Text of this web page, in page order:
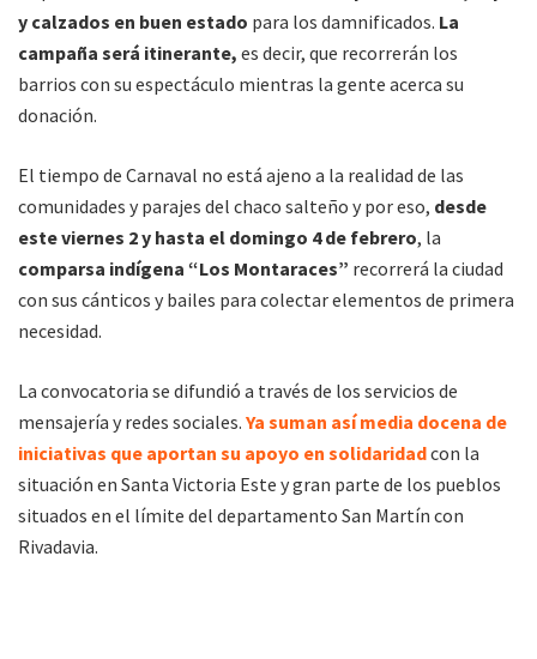
y calzados en buen estado para los damnificados. La
campaña será itinerante, es decir, que recorrerán los
barrios con su espectáculo mientras la gente acerca su
donación.
El tiempo de Carnaval no está ajeno a la realidad de las
comunidades y parajes del chaco salteño y por eso, desde
este viernes 2 y hasta el domingo 4 de febrero, la
comparsa indígena “Los Montaraces” recorrerá la ciudad
con sus cánticos y bailes para colectar elementos de primera
necesidad.
La convocatoria se difundió a través de los servicios de
mensajería y redes sociales. Ya suman así media docena de
iniciativas que aportan su apoyo en solidaridadcon la
situación en Santa Victoria Este y gran parte de los pueblos
situados en el límite del departamento San Martín con
Rivadavia.